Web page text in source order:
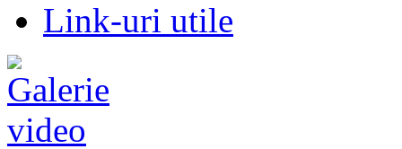
Link-uri utile